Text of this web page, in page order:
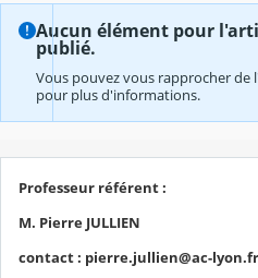
Aucun élément pour
publié.
Vous pouvez vous rapprocher de
pour plus d'informations.
Professeur référent :
M. Pierre JULLIEN
contact : pierre.jullien@ac-lyon.fr